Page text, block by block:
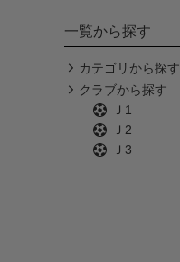
一覧から探す
カテゴリから探す
クラブから探す
Ｊ1
Ｊ2
Ｊ3